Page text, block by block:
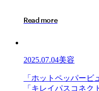
ッ
ビ
ュ
ー
テ
Read more
2025.07.04美容
「ホ
ッ
「 ホッ ト ペッパー ビ
「 キ レイパス コ ネク